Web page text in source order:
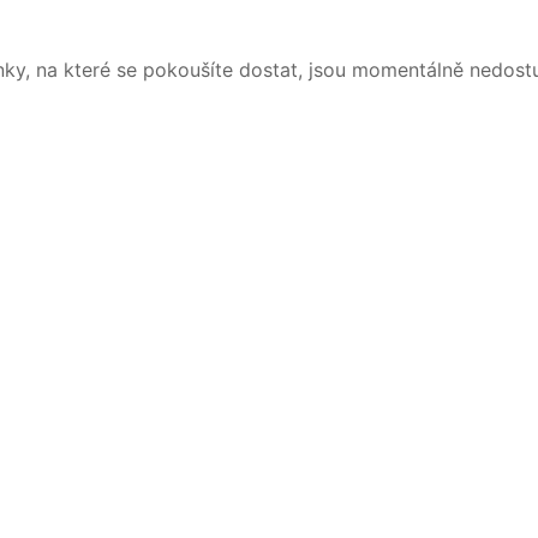
na které se pokoušíte dostat, jsou momentálně